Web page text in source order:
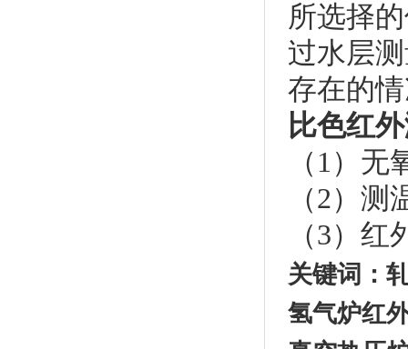
所选择
过水层
存在的
比色红
（1）
（2）
（3）
关键词：
氢气炉红